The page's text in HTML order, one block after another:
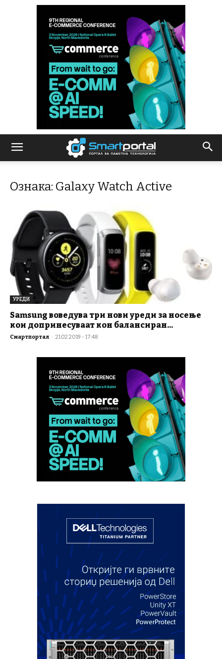
Ознака: Galaxy Watch Active
УРЕДИ
Samsung воведува три нови уреди за носење
кои допринесуваат кон балансиран...
Смартпортал - 21.02.2019 - 17:48